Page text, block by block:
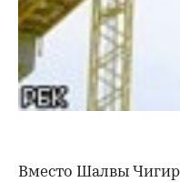
Вместо Шалвы